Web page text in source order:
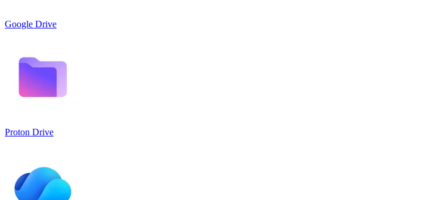
Google Drive
Proton Drive